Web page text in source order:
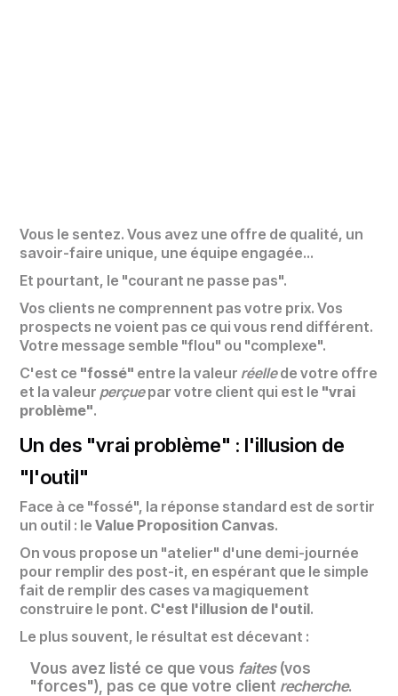
Vous le sentez. Vous avez une offre de qualité, un
savoir-faire unique, une équipe engagée...
Et pourtant, le "courant ne passe pas".
Vos clients ne comprennent pas votre prix. Vos
prospects ne voient pas ce qui vous rend différent.
Votre message semble "flou" ou "complexe".
C'est ce "fossé" entre la valeur réellede votre offre
et la valeur perçuepar votre client qui est le "vrai
problème".
Un des "vrai problème" : l'illusion de
"l'outil"
Face à ce "fossé", la réponse standard est de sortir
un outil : leValue Proposition Canvas.
On vous propose un "atelier" d'une demi-journée
pour remplir des post-it, en espérant que le simple
fait de remplir des cases va magiquement
construire le pont. C'est l'illusion de l'outil.
Le plus souvent, le résultat est décevant :
Vous avez listé ce que vous faites(vos
"forces"), pas ce que votre client recherche.